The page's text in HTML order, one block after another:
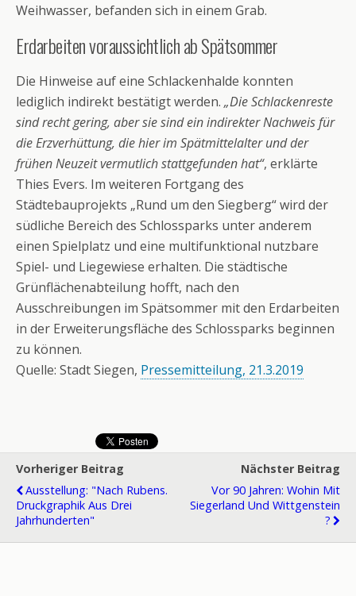
Weihwasser, befanden sich in einem Grab.
Erdarbeiten voraussichtlich ab Spätsommer
Die Hinweise auf eine Schlackenhalde konnten
lediglich indirekt bestätigt werden. „Die Schlackenreste
sind recht gering, aber sie sind ein indirekter Nachweis für
die Erzverhüttung, die hier im Spätmittelalter und der
frühen Neuzeit vermutlich stattgefunden hat“, erklärte
Thies Evers. Im weiteren Fortgang des
Städtebauprojekts „Rund um den Siegberg“ wird der
südliche Bereich des Schlossparks unter anderem
einen Spielplatz und eine multifunktional nutzbare
Spiel- und Liegewiese erhalten. Die städtische
Grünflächenabteilung hofft, nach den
Ausschreibungen im Spätsommer mit den Erdarbeiten
in der Erweiterungsfläche des Schlossparks beginnen
zu können.
Quelle: Stadt Siegen, Pressemitteilung, 21.3.2019
Vorheriger Beitrag
Ausstellung: "Nach Rubens.
Druckgraphik Aus Drei
Jahrhunderten"
Nächster Beitrag
Vor 90 Jahren: Wohin Mit
Siegerland Und Wittgenstein
?